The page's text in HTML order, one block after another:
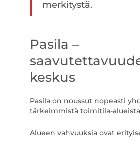
merkitystä.
Pasila –
keskus
Pasila on noussut nopeasti
tärkeimmistä toimitila-
Alueen vahvuuksia ovat